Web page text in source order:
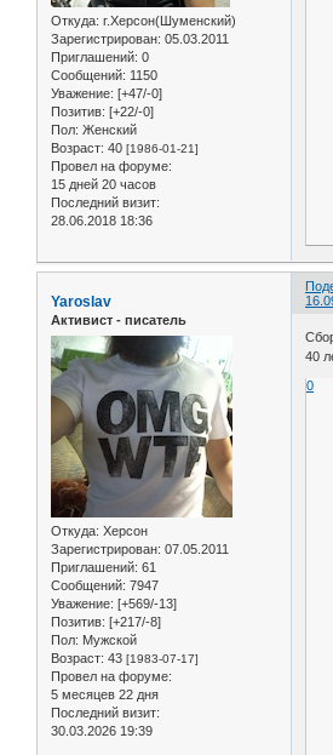
Откуда: г.Херсон(Шуменский)
Зарегистрирован: 05.03.2011
Приглашений: 0
Сообщений: 1150
Уважение: [+47/-0]
Позитив: [+22/-0]
Пол: Женский
Возраст: 40 [1986-01-21]
Провел на форуме:
15 дней 20 часов
Последний визит:
28.06.2018 18:36
Yaroslav
Активист - писатель
Откуда: Херсон
Зарегистрирован: 07.05.2011
Приглашений: 61
Сообщений: 7947
Уважение: [+569/-13]
Позитив: [+217/-8]
Пол: Мужской
Возраст: 43 [1983-07-17]
Провел на форуме:
5 месяцев 22 дня
Последний визит:
30.03.2026 19:39
40
0